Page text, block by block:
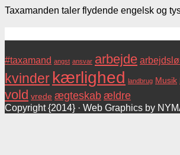
Taxamanden taler flydende engelsk og
#taxamand angst ansvar arbejde
kvinder kærlighed landbrug Musik
vold vrede ægteskabældre
Copyright {2014} · Web Graphics by